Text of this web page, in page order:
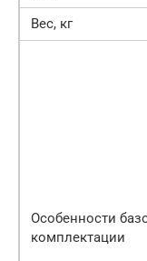
Вес, кг
Особенности
комплектации